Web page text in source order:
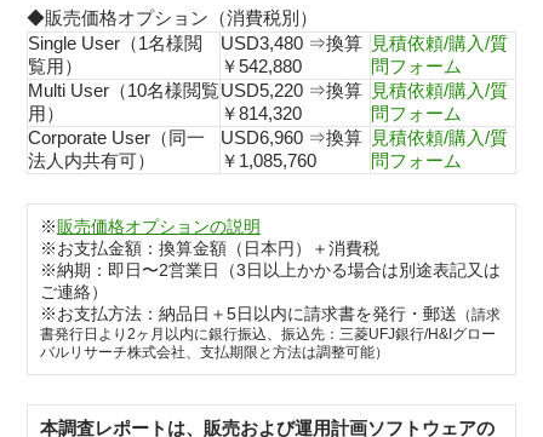
◆販売価格オプション（消費税別）
Single User（1名様閲
覧用）
USD3,480 ⇒換算
￥542,880
見積依頼/購入/質
問フォーム
Multi User（10名様閲覧
用）
USD5,220 ⇒換算
￥814,320
見積依頼/購入/質
問フォーム
Corporate User（同一
法人内共有可）
USD6,960 ⇒換算
￥1,085,760
見積依頼/購入/質
問フォーム
※販売価格オプションの説明
※お支払金額：換算金額（日本円）＋消費税
※納期：即日〜2営業日（3日以上かかる場合は別途表記又は
ご連絡）
※お支払方法：納品日＋5日以内に請求書を発行・郵送 （請求
書発行日より2ヶ月以内に銀行振込、振込先：三菱UFJ銀行/H&Iグロー
バルリサーチ株式会社、支払期限と方法は調整可能）
本調査レポートは、販売および運用計画ソフトウェアの